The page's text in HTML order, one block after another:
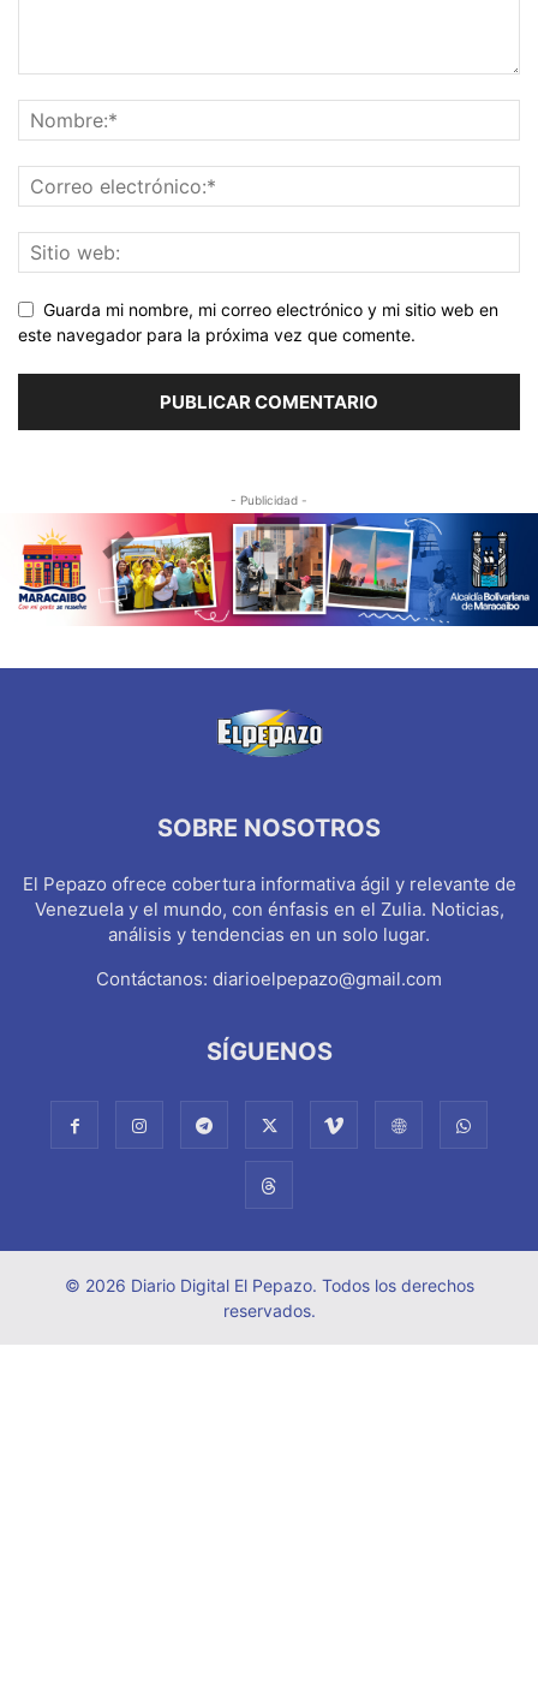
Guarda mi nombre, mi correo electrónico y mi sitio web en
este navegador para la próxima vez que comente.
- Publicidad -
SOBRE NOSOTROS
El Pepazo ofrece cobertura informativa ágil y relevante de
Venezuela y el mundo, con énfasis en el Zulia. Noticias,
análisis y tendencias en un solo lugar.
Contáctanos: diarioelpepazo@gmail.com
SÍGUENOS
© 2026 Diario Digital El Pepazo. Todos los derechos
reservados.